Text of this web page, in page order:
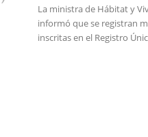
La ministra de Hábitat y
informó que se registran
inscritas en el Registro